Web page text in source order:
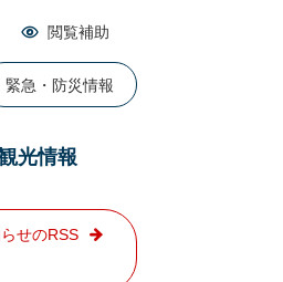
閲覧補助
緊急・防災情報
光情報
せのRSS